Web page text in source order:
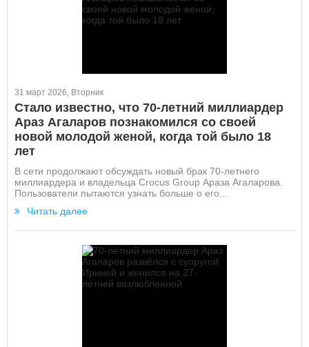
31 март 2026, Вторник
Стало известно, что 70-летний миллиардер
Араз Агаларов познакомился со своей
новой молодой женой, когда той было 18
лет
В сети продолжают обсуждать новый брак 70-летнего
миллиардера и владельца Crocus Group Араза Агаларова.
Пользователи пытаются узнать больше о его...
Читать далее